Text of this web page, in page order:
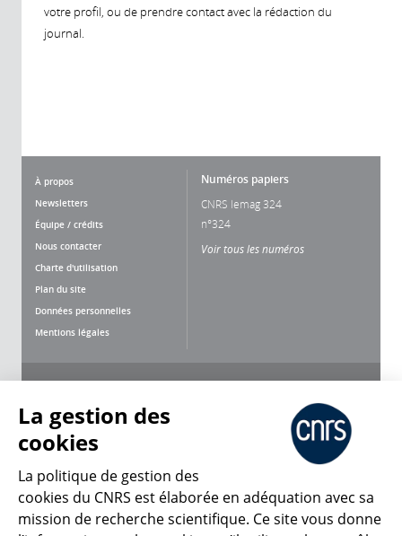
votre profil, ou de prendre contact avec la rédaction du
journal.
À propos
Newsletters
Équipe / crédits
Nous contacter
Charte d'utilisation
Plan du site
Données personnelles
Mentions légales
Numéros papiers
CNRS lemag 324
n°324
Voir tous les numéros
CNRS Le Mag
La gestion des
cookies
La politique de gestion des
cookies du CNRS est élaborée en adéquation avec sa
mission de recherche scientifique. Ce site vous donne